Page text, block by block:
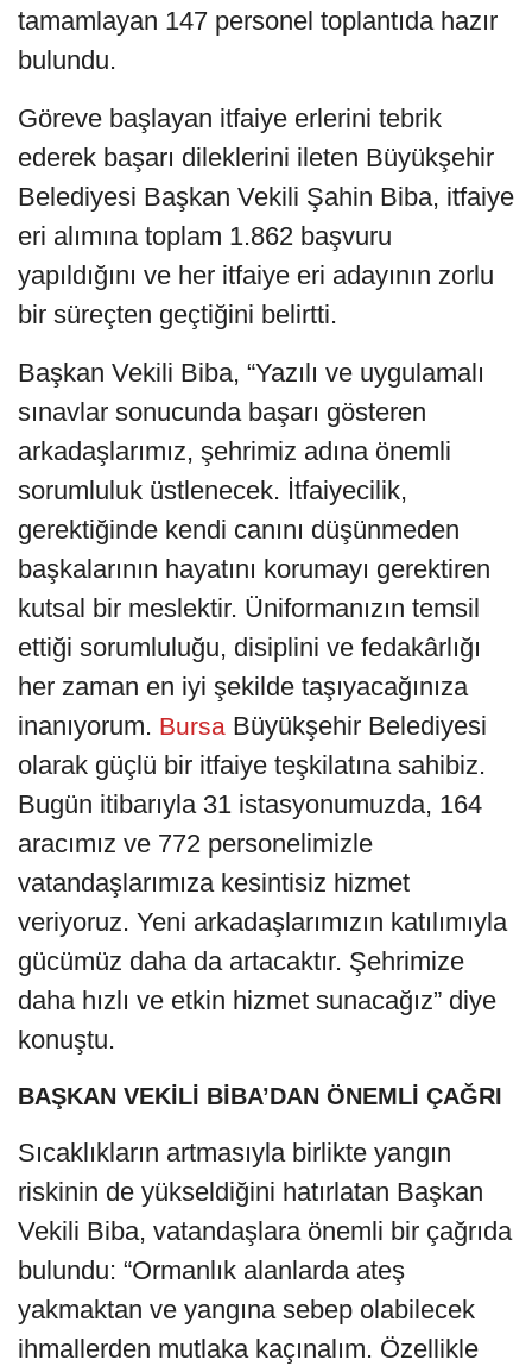
tamamlayan 147 personel toplantıda hazır
bulundu.
Göreve başlayan itfaiye erlerini tebrik
ederek başarı dileklerini ileten Büyükşehir
Belediyesi Başkan Vekili Şahin Biba, itfaiye
eri alımına toplam 1.862 başvuru
yapıldığını ve her itfaiye eri adayının zorlu
bir süreçten geçtiğini belirtti.
Başkan Vekili Biba, “Yazılı ve uygulamalı
sınavlar sonucunda başarı gösteren
arkadaşlarımız, şehrimiz adına önemli
sorumluluk üstlenecek. İtfaiyecilik,
gerektiğinde kendi canını düşünmeden
başkalarının hayatını korumayı gerektiren
kutsal bir meslektir. Üniformanızın temsil
ettiği sorumluluğu, disiplini ve fedakârlığı
her zaman en iyi şekilde taşıyacağınıza
inanıyorum. Bursa Büyükşehir Belediyesi
olarak güçlü bir itfaiye teşkilatına sahibiz.
Bugün itibarıyla 31 istasyonumuzda, 164
aracımız ve 772 personelimizle
vatandaşlarımıza kesintisiz hizmet
veriyoruz. Yeni arkadaşlarımızın katılımıyla
gücümüz daha da artacaktır. Şehrimize
daha hızlı ve etkin hizmet sunacağız” diye
konuştu.
BAŞKAN VEKİLİ BİBA’DAN ÖNEMLİ ÇAĞRI
Sıcaklıkların artmasıyla birlikte yangın
riskinin de yükseldiğini hatırlatan Başkan
Vekili Biba, vatandaşlara önemli bir çağrıda
bulundu: “Ormanlık alanlarda ateş
yakmaktan ve yangına sebep olabilecek
ihmallerden mutlaka kaçınalım. Özellikle